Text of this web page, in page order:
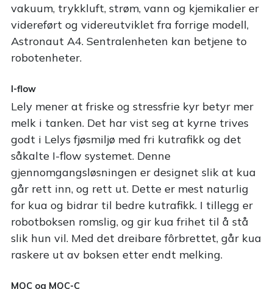
vakuum, trykkluft, strøm, vann og kjemikalier er
videreført og videreutviklet fra forrige modell,
Astronaut A4. Sentralenheten kan betjene to
robotenheter.
I-flow
Lely mener at friske og stressfrie kyr betyr mer
melk i tanken. Det har vist seg at kyrne trives
godt i Lelys fjøsmiljø med fri kutrafikk og det
såkalte I-flow systemet. Denne
gjennomgangsløsningen er designet slik at kua
går rett inn, og rett ut. Dette er mest naturlig
for kua og bidrar til bedre kutrafikk. I tillegg er
robotboksen romslig, og gir kua frihet til å stå
slik hun vil. Med det dreibare fôrbrettet, går kua
raskere ut av boksen etter endt melking.
MQC og MQC-C